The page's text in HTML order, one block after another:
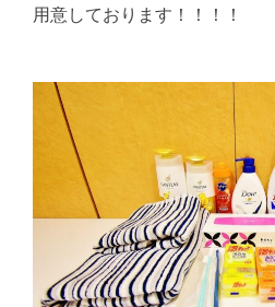
用意しております！！！！